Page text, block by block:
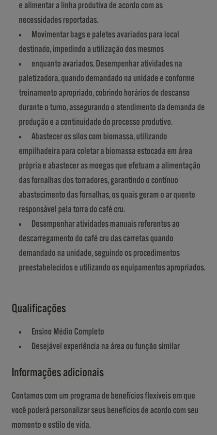
e alimentar a linha produtiva de acordo com as
necessidades reportadas.
Movimentar bags e paletes avariados para local
destinado, impedindo a utilização dos mesmos
enquanto avariados. Desempenhar atividades na
paletizadora, quando demandado na unidade e conforme
treinamento apropriado, cobrindo horários de descanso
durante o turno, assegurando o atendimento da demanda de
produção e a continuidade do processo produtivo.
Abastecer os silos com biomassa, utilizando
empilhadeira para coletar a biomassa estocada em área
própria e abastecer as moegas que efetuam a alimentação
das fornalhas dos torradores, garantindo o contínuo
abastecimento das fornalhas, os quais geram o ar quente
responsável pela torra do café cru.
Desempenhar atividades manuais referentes ao
descarregamento do café cru das carretas quando
demandado na unidade, seguindo os procedimentos
preestabelecidos e utilizando os equipamentos apropriados.
Qualificações
Ensino Médio Completo
Desejável experiência na área ou função similar
Informações adicionais
Contamos com um programa de benefícios flexíveis em que
você poderá personalizar seus benefícios de acordo com seu
momento e estilo de vida.